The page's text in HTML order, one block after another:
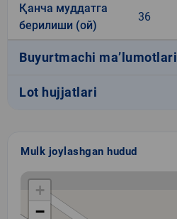
Қанча муддатга
берилиши (ой)
36
Buyurtmachi ma’lumotlari
Lot hujjatlari
Mulk joylashgan hudud
+
−